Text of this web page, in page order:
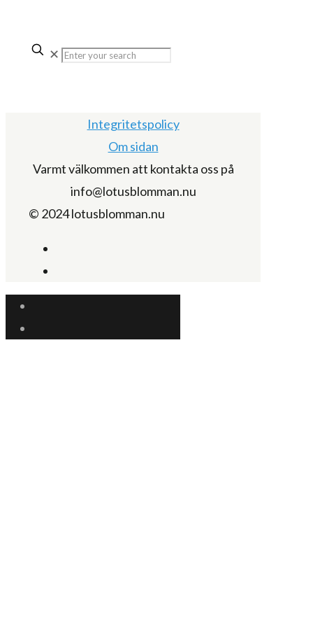
✕
Integritetspolicy
Om sidan
Varmt välkommen att kontakta oss på
info@lotusblomman.nu
© 2024 lotusblomman.nu